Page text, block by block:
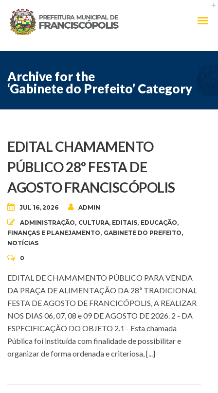
Archive for the
‘Gabinete do Prefeito’ Category
EDITAL CHAMAMENTO
PÚBLICO 28º FESTA DE
AGOSTO FRANCISCÓPOLIS
JUL 16, 2026 ADMIN
ADMINISTRAÇÃO, CULTURA, EDITAIS, EDUCAÇÃO,
FINANÇAS E PLANEJAMENTO, GABINETE DO PREFEITO,
NOTÍCIAS
0
EDITAL DE CHAMAMENTO PÚBLICO PARA VENDA
DA PRAÇA DE ALIMENTAÇÃO DA 28ª TRADICIONAL
FESTA DE AGOSTO DE FRANCICÓPOLIS, A REALIZAR
NOS DIAS 06, 07, 08 e 09 DE AGOSTO DE 2026. 2 - DA
ESPECIFICAÇÃO DO OBJETO 2.1 - Esta chamada
Pública foi instituída com finalidade de possibilitar e
organizar de forma ordenada e criteriosa, [...]